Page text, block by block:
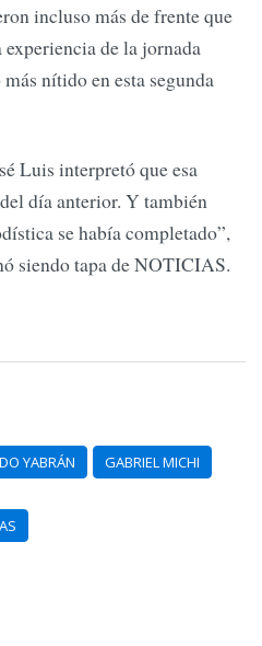
incluso más de frente que
de la jornada
nítido en esta segunda
Luis interpretó que esa
día anterior. Y también
se había completado”,
siendo tapa de NOTICIAS.
YABRÁN GABRIEL MICHI